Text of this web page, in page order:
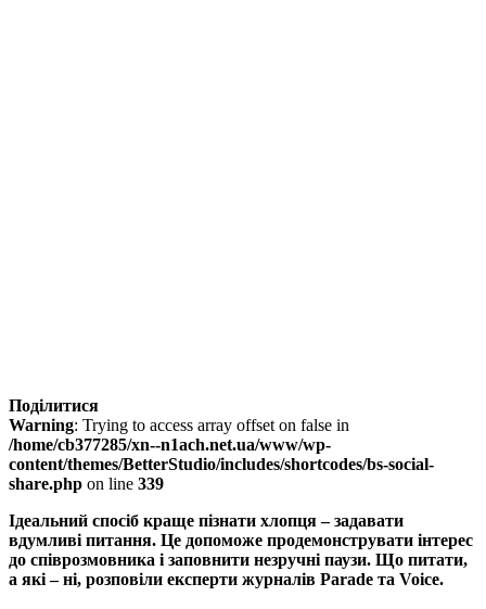
Поділитися
Warning: Trying to access array offset on false in
/home/cb377285/xn--n1ach.net.ua/www/wp-
content/themes/BetterStudio/includes/shortcodes/bs-social-
share.php on line 339
Ідеальний спосіб краще пізнати хлопця – задавати
вдумливі питання. Це допоможе продемонструвати інтерес
до співрозмовника і заповнити незручні паузи. Що питати,
а які – ні, розповіли експерти журналів Parade та Voice.